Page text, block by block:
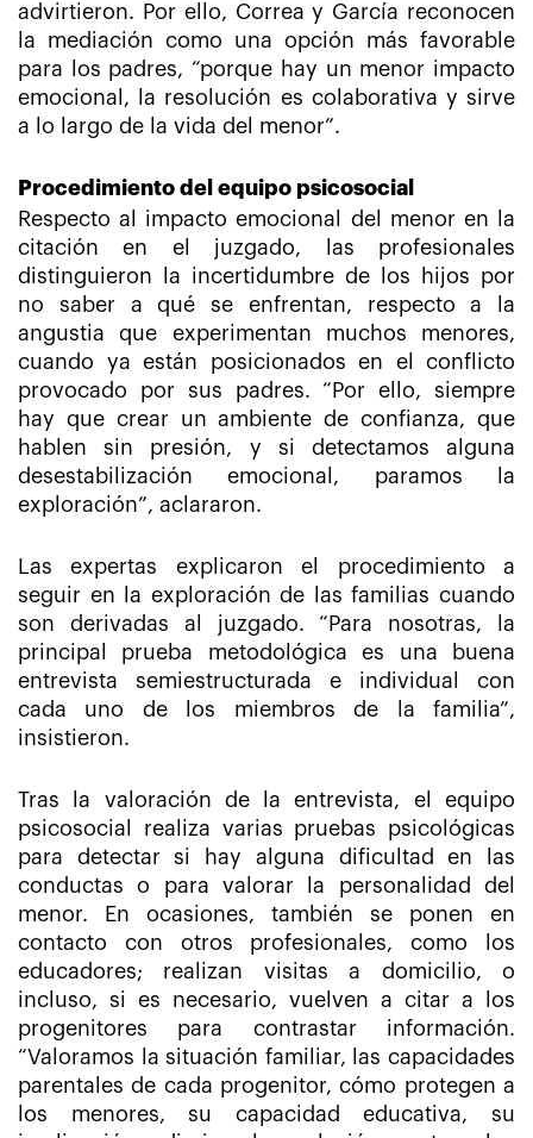
advirtieron. Por ello, Correa y García reconocen
la mediación como una opción más favorable
para los padres, “porque hay un menor impacto
emocional, la resolución es colaborativa y sirve
a lo largo de la vida del menor”.
Procedimiento del equipo psicosocial
Respecto al impacto emocional del menor en la
citación en el juzgado, las profesionales
distinguieron la incertidumbre de los hijos por
no saber a qué se enfrentan, respecto a la
angustia que experimentan muchos menores,
cuando ya están posicionados en el conflicto
provocado por sus padres. “Por ello, siempre
hay que crear un ambiente de confianza, que
hablen sin presión, y si detectamos alguna
desestabilización emocional, paramos la
exploración”, aclararon.
Las expertas explicaron el procedimiento a
seguir en la exploración de las familias cuando
son derivadas al juzgado. “Para nosotras, la
principal prueba metodológica es una buena
entrevista semiestructurada e individual con
cada uno de los miembros de la familia”,
insistieron.
Tras la valoración de la entrevista, el equipo
psicosocial realiza varias pruebas psicológicas
para detectar si hay alguna dificultad en las
conductas o para valorar la personalidad del
menor. En ocasiones, también se ponen en
contacto con otros profesionales, como los
educadores; realizan visitas a domicilio, o
incluso, si es necesario, vuelven a citar a los
progenitores para contrastar información.
“Valoramos la situación familiar, las capacidades
parentales de cada progenitor, cómo protegen a
los menores, su capacidad educativa, su